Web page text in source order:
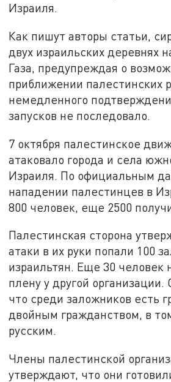
Израиля.
Как пишут авторы статьи,
двух израильских деревнях
Газа, предупреждая о
приближении палестинских
немедленного
запусков не последовало.
7 октября палестинское
атаковало города и села
Израиля. По официальным
нападении палестинцев в
800 человек, еще 2500
Палестинская сторона
атаки в их руки попали 100
израильтян. Еще 30 человек
плену у другой организации.
что среди заложников есть
двойным гражданством, в
русским.
Члены палестинской
утверждают, что они